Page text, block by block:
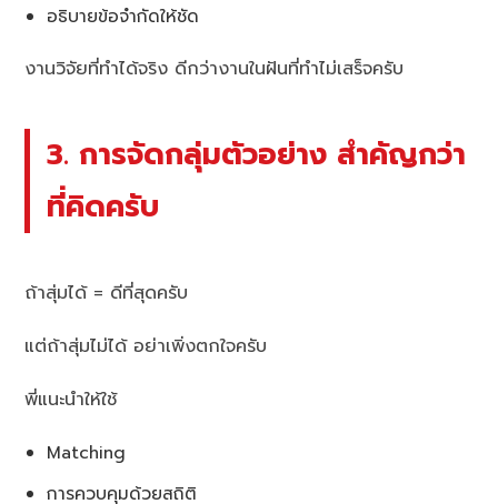
อธิบายข้อจำกัดให้ชัด
งานวิจัยที่ทำได้จริง ดีกว่างานในฝันที่ทำไม่เสร็จครับ
3. การจัดกลุ่มตัวอย่าง สำคัญกว่า
ที่คิดครับ
ถ้าสุ่มได้ = ดีที่สุดครับ
แต่ถ้าสุ่มไม่ได้ อย่าเพิ่งตกใจครับ
พี่แนะนำให้ใช้
Matching
การควบคุมด้วยสถิติ